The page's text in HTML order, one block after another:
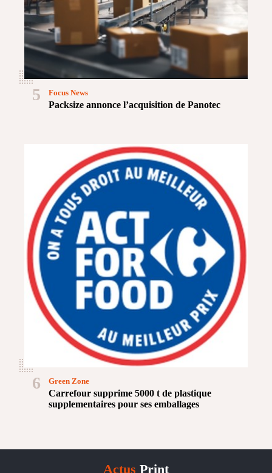
5
Packsize annonce l’acquisition de Panotec
Focus News
6
Carrefour supprime 5000 t de plastique
supplementaires pour ses emballages
Green Zone
Actus Print